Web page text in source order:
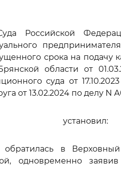
Российской
срока на
области от
суда от
от 13.02.2024 по делу N
установил:
обратилась в
одновременно